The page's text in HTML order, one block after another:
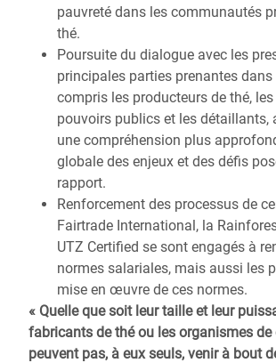
pauvreté dans les communautés
thé.
Poursuite du dialogue avec les
principales parties prenantes dans
compris les producteurs de thé,
pouvoirs publics et les détaillants,
une compréhension plus
globale des enjeux et des défis
rapport.
Renforcement des processus de
Fairtrade International, la
UTZ Certified se sont engagés à
normes salariales, mais aussi les
mise en œuvre de ces normes.
« Quelle que soit leur taille et leur
fabricants de thé ou les organismes
peuvent pas, à eux seuls, venir à bout